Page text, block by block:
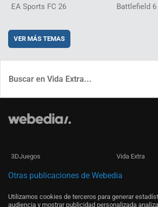
EA Sports FC 26 Battlefield 6
VER MÁS TEMAS
3DJuegos Vida Extra
Otras publicaciones de Webedia
Utilizamos cookies de terceros para generar
audiencia y mostrar publicidad personalizada